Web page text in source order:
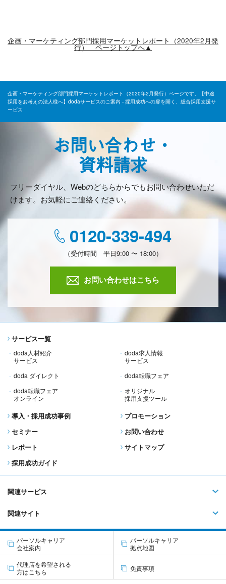
企画・マーケティング部門採用マーケットレポート（2020年2月発
行） ページトップへ▲
企画・マーケティング部門採用マーケットレポート（2020年2月発行）ページです。【中途
採用をお考えの法人様へ】dodaサービスのご案内 - 採用成功への扉を開く、総合採用支援サ
ービス
お問い合わせ・
資料請求
フリーダイヤル、Webのどちらからでもお問い合わせいただ
けます。お気軽にご連絡ください。
0120-339-494
（受付時間 平日9:00 〜 18:00）
お問い合わせはこちら
サービス一覧
doda人材紹介
サービス
doda求人情報
サービス
doda ダイレクト
doda転職フェア
doda転職フェア
オンライン
オリジナル
採用支援ツール
導入・採用成功事例
セミナー
レポート
採用成功ガイド
プロモーション
お問い合わせ
サイトマップ
関連サービス
関連サイト
パーソルキャリア
会社案内
パーソルキャリア
拠点地図
代理店を希望される
方はこちら
免責事項